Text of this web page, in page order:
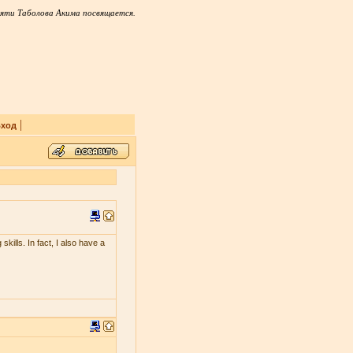
Таболова Акима посвящается.
|
skills. In fact, I also have a